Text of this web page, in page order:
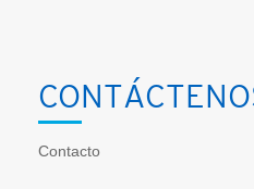
Contacto